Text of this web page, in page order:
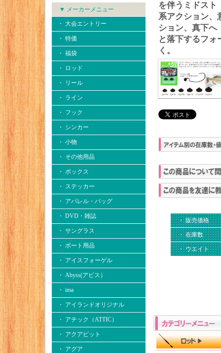
▼ メーカーメニュー
・ 大会エントリー
・ 特価
・ 福袋
・ ロッド
・ リール
・ ライン
・ フック
・ シンカー
・ 小物
・ その他用品
・ ボックス
・ ステッカー
・ アパレル・バッグ
・ DVD・雑誌
・ サングラス
・ ボート用品
・ アイスフォーゲル
・ Abyss(アビス）
・ ima
・ アイランドオリジナル
・ アチック（ATTIC）
・ アクアビット
・ アグア
を伴うミドスト
系アクション、
ション、真下へ
と落下するフ
く。
・ 販売価格
・ 在庫数
・ ウエイト